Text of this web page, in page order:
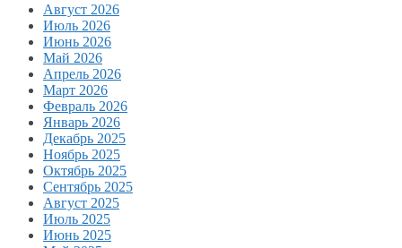
Август 2026
Июль 2026
Июнь 2026
Май 2026
Апрель 2026
Март 2026
Февраль 2026
Январь 2026
Декабрь 2025
Ноябрь 2025
Октябрь 2025
Сентябрь 2025
Август 2025
Июль 2025
Июнь 2025